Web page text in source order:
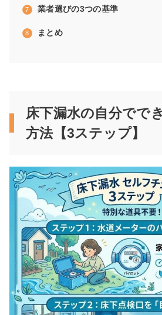
業者選びの3つの基準
まとめ
床下漏水の自分でで
方法【3ステップ】